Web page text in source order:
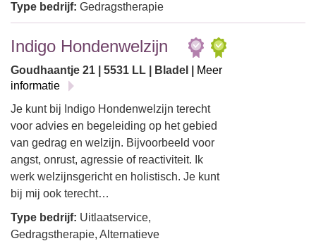
Type bedrijf: Gedragstherapie
Indigo Hondenwelzijn
Goudhaantje 21 | 5531 LL | Bladel |
Meer
informatie
Je kunt bij Indigo Hondenwelzijn terecht
voor advies en begeleiding op het gebied
van gedrag en welzijn. Bijvoorbeeld voor
angst, onrust, agressie of reactiviteit. Ik
werk welzijnsgericht en holistisch. Je kunt
bij mij ook terecht…
Type bedrijf: Uitlaatservice,
Gedragstherapie, Alternatieve